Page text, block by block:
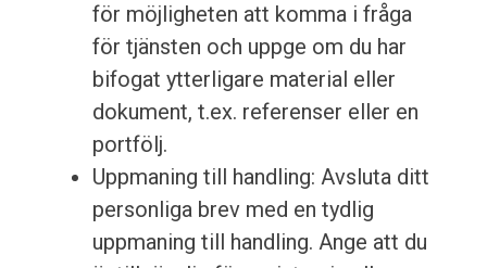
för möjligheten att komma i fråga
för tjänsten och uppge om du har
bifogat ytterligare material eller
dokument, t.ex. referenser eller en
portfölj.
Uppmaning till handling: Avsluta ditt
personliga brev med en tydlig
uppmaning till handling. Ange att du